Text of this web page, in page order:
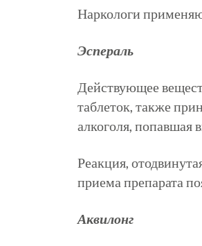
Наркологи
Эспераль
Действующее
таблеток, также
алкоголя, попавшая
Реакция,
приема препарата
Аквилонг